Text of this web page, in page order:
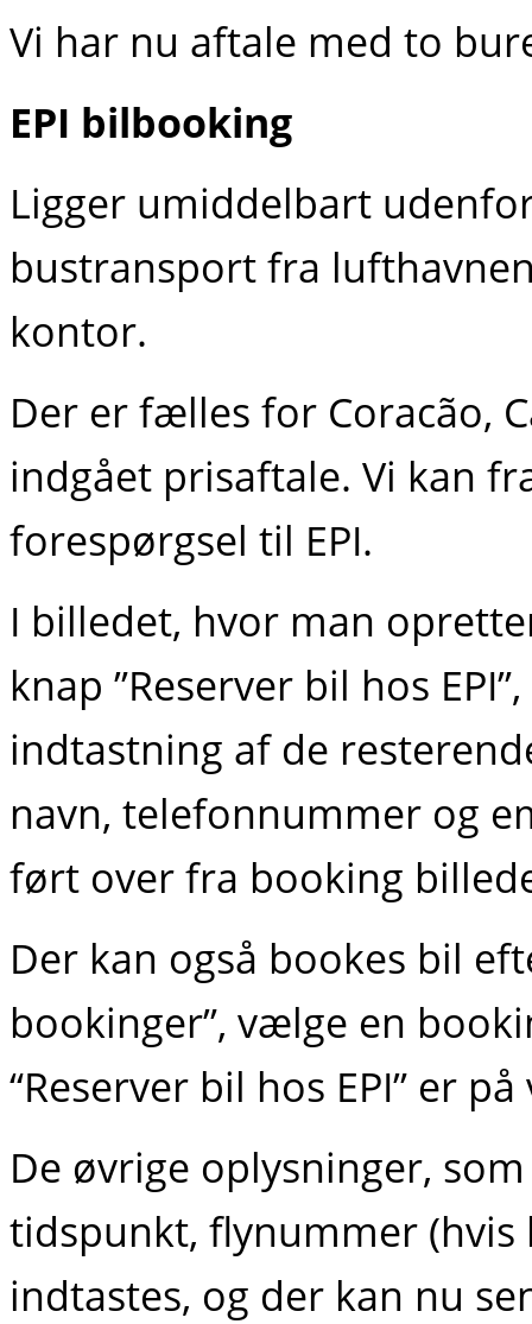
Vi har nu aftale med to
EPI bilbooking
Ligger umiddelbart
bustransport fra
kontor.
Der er fælles for Coracão,
indgået prisaftale. Vi kan
forespørgsel til EPI.
I billedet, hvor man
knap ​”Reserver bil hos
indtastning af de
navn, telefonnummer og
ført over fra booking
Der kan også bookes bil
bookinger”​, vælge en
“Reserver bil hos EPI”​ er
De øvrige oplysninger,
tidspunkt, flynummer (hvis
indtastes, og der kan nu